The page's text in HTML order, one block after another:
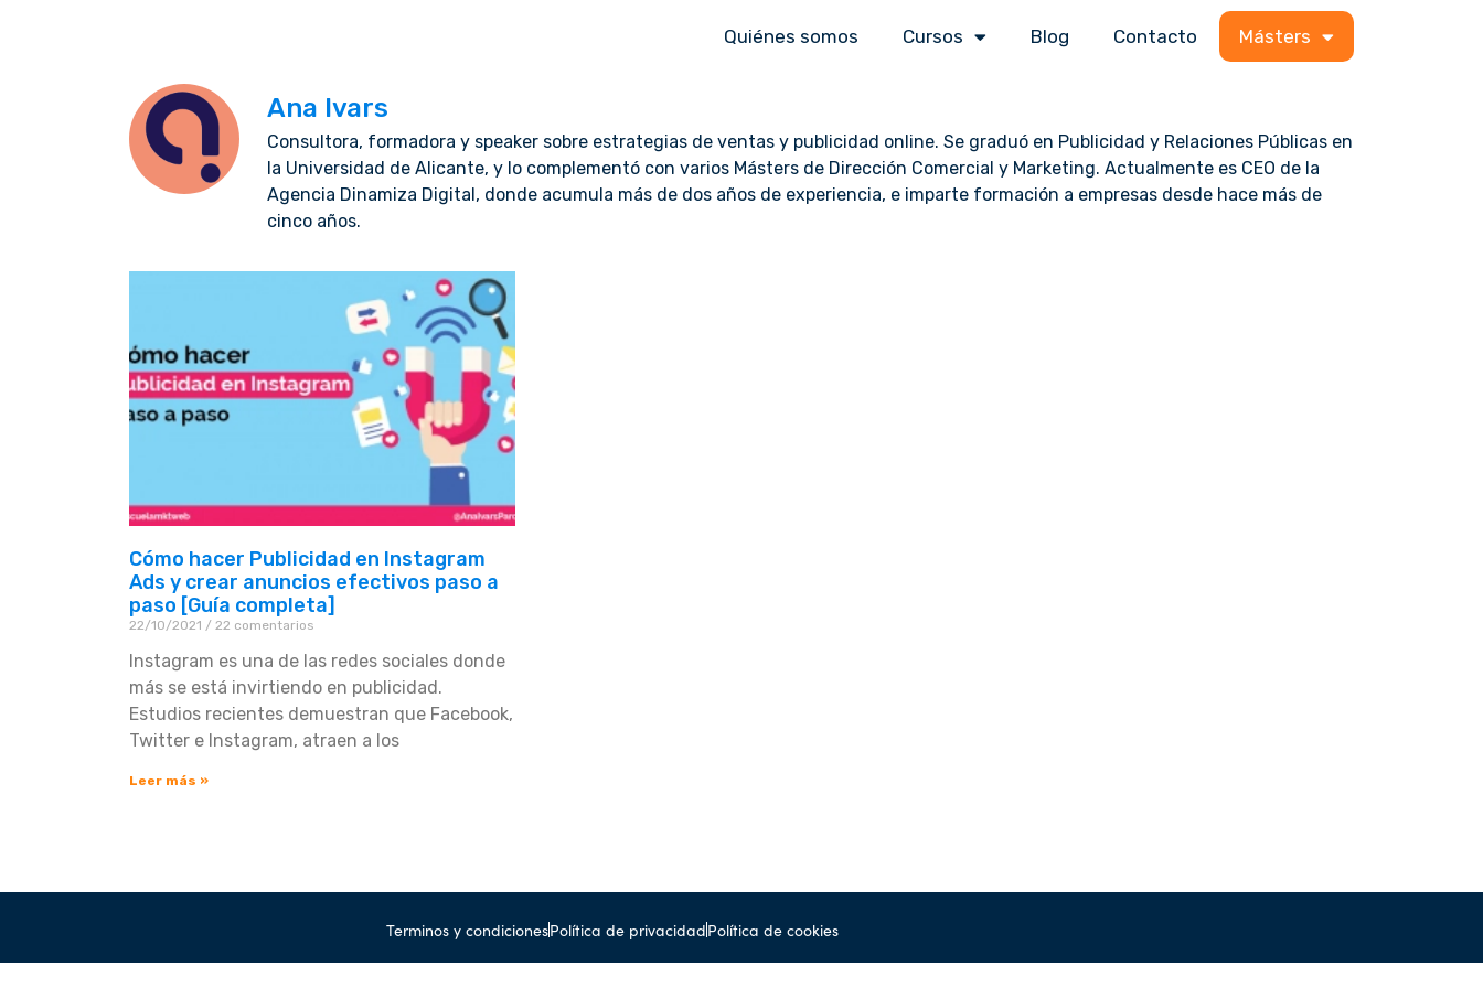
Quiénes somos Cursos Blog Contacto Másters
Ana Ivars
Consultora, formadora y speaker sobre estrategias de ventas y publicidad online. Se graduó en Publicidad y Relaciones Públicas en
la Universidad de Alicante, y lo complementó con varios Másters de Dirección Comercial y Marketing. Actualmente es CEO de la
Agencia Dinamiza Digital, donde acumula más de dos años de experiencia, e imparte formación a empresas desde hace más de
cinco años.
Cómo hacer Publicidad en Instagram
Ads y crear anuncios efectivos paso a
paso [Guía completa]
22/10/2021 22 comentarios
Instagram es una de las redes sociales donde
más se está invirtiendo en publicidad.
Estudios recientes demuestran que Facebook,
Twitter e Instagram, atraen a los
Leer más »
Terminos y condicionesPolítica de privacidadPolítica de cookies